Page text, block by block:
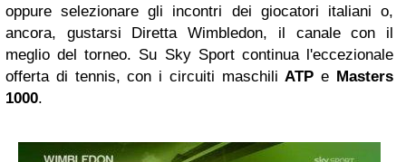
oppure selezionare gli incontri dei giocatori italiani o,
ancora, gustarsi Diretta Wimbledon, il canale con il
meglio del torneo. Su Sky Sport continua l'eccezionale
offerta di tennis, con i circuiti maschiliATP e Masters
1000.